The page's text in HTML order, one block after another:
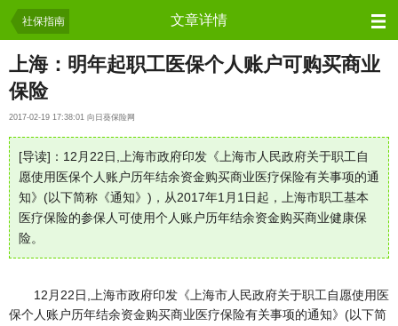
社保指南 文章详情
上海：明年起职工医保个人账户可购买商业
保险
2017-02-19 17:38:01 向日葵保险网
[导读]：12月22日,上海市政府印发《上海市人民政府关于职工自
愿使用医保个人账户历年结余资金购买商业医疗保险有关事项的通
知》(以下简称《通知》)，从2017年1月1日起，上海市职工基本
医疗保险的参保人可使用个人账户历年结余资金购买商业健康保
险。
12月22日,上海市政府印发《上海市人民政府关于职工自愿使用医
保个人账户历年结余资金购买商业医疗保险有关事项的通知》(以下简